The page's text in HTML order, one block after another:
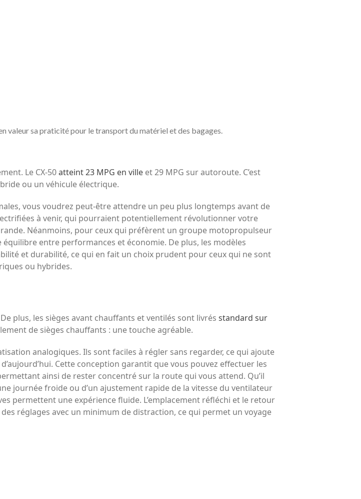
valeur sa praticité pour le transport du matériel et des bagages.
Le CX-50atteint 23 MPG en ville et 29 MPG sur autoroute. C’est
ou un véhicule électrique.
vous voudrez peut-être attendre un peu plus longtemps avant de
à venir, qui pourraient potentiellement révolutionner votre
Néanmoins, pour ceux qui préfèrent un groupe motopropulseur
entre performances et économie. De plus, les modèles
et durabilité, ce qui en fait un choix prudent pour ceux qui ne sont
ou hybrides.
plus, les sièges avant chauffants et ventilés sont livrés standard sur
de sièges chauffants : une touche agréable.
analogiques. Ils sont faciles à régler sans regarder, ce qui ajoute
Cette conception garantit que vous pouvez effectuer les
ainsi de rester concentré sur la route qui vous attend. Qu’il
journée froide ou d’un ajustement rapide de la vitesse du ventilateur
permettent une expérience fluide. L’emplacement réfléchi et le retour
réglages avec un minimum de distraction, ce qui permet un voyage